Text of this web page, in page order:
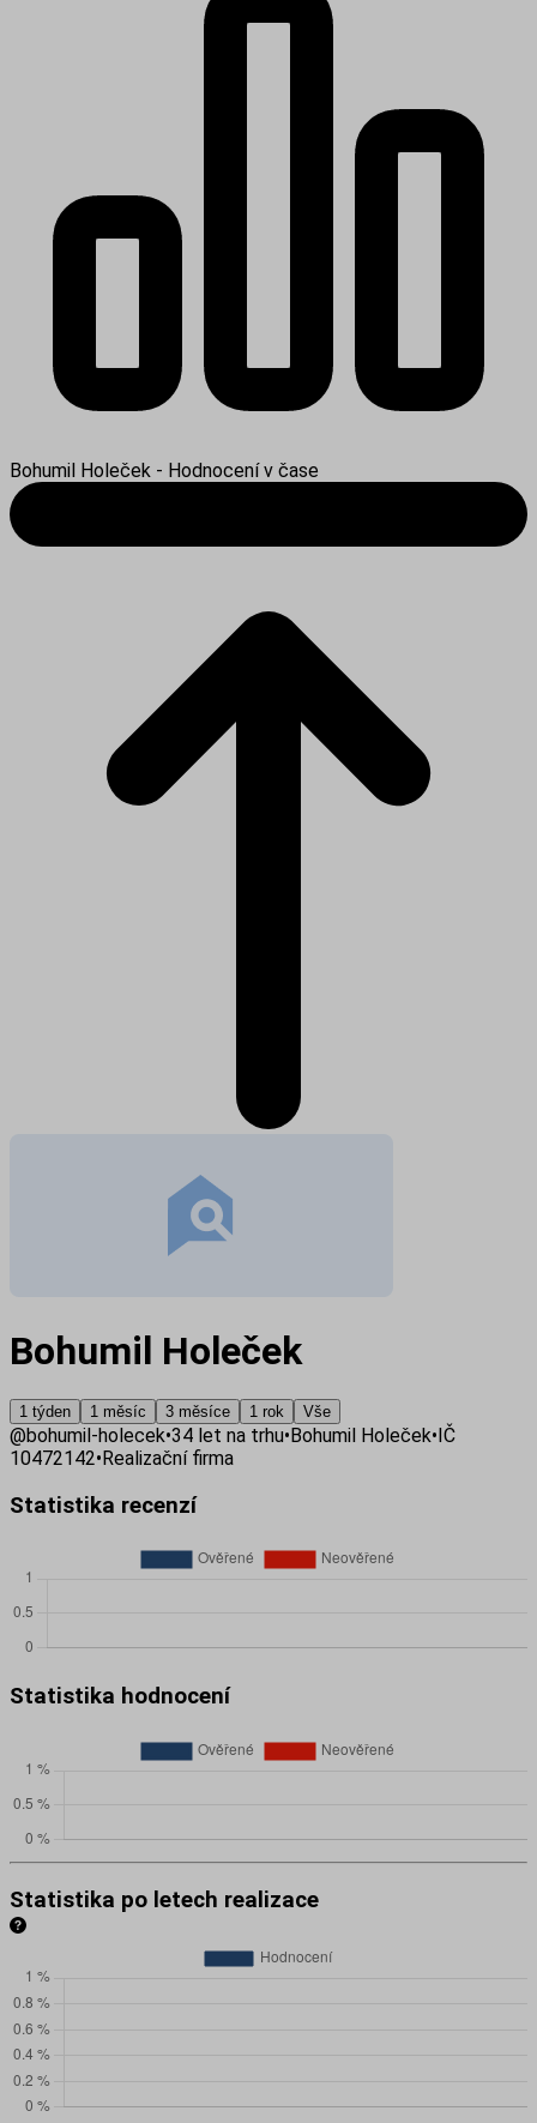
Bohumil Holeček - Hodnocení v čase
Bohumil Holeček
1 týden 1 měsíc 3 měsíce 1 rok Vše
@bohumil-holecek•34 let na trhu•Bohumil Holeček•IČ
10472142•Realizační firma
Statistika recenzí
Statistika hodnocení
Statistika po letech realizace